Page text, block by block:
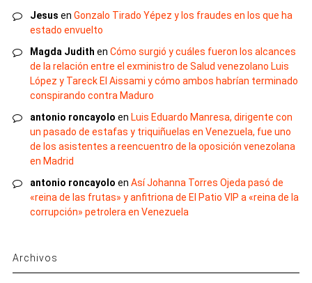
Jesus en Gonzalo Tirado Yépez y los fraudes en los que ha
estado envuelto
Magda Judith en Cómo surgió y cuáles fueron los alcances
de la relación entre el exministro de Salud venezolano Luis
López y Tareck El Aissami y cómo ambos habrían terminado
conspirando contra Maduro
antonio roncayolo en Luis Eduardo Manresa, dirigente con
un pasado de estafas y triquiñuelas en Venezuela, fue uno
de los asistentes a reencuentro de la oposición venezolana
en Madrid
antonio roncayolo en Así Johanna Torres Ojeda pasó de
«reina de las frutas» y anfitriona de El Patio VIP a «reina de la
corrupción» petrolera en Venezuela
Archivos